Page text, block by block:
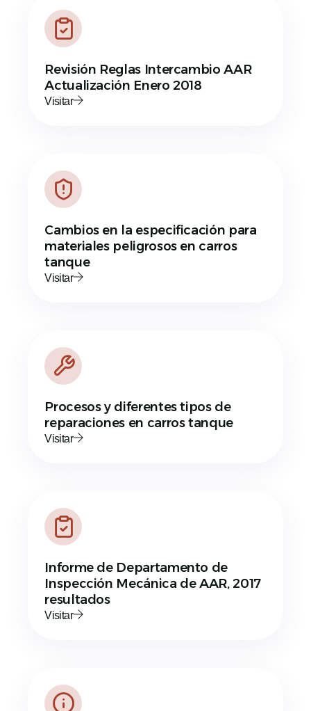
Revisión Reglas Intercambio AAR
Actualización Enero 2018
Visitar
Cambios en la especificación para
materiales peligrosos en carros
tanque
Visitar
Procesos y diferentes tipos de
reparaciones en carros tanque
Visitar
Informe de Departamento de
Inspección Mecánica de AAR, 2017
resultados
Visitar